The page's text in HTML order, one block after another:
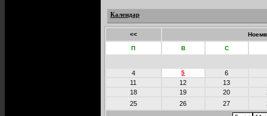
Календар
<<
П В С
4 5
6
11
12 13
18
19 20
25
26 27